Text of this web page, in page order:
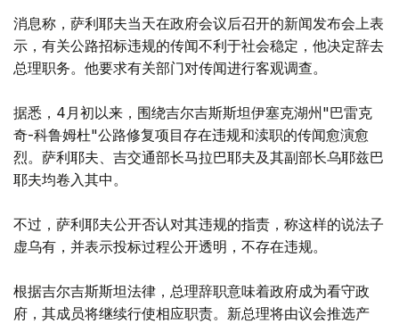
消息称，萨利耶夫当天在政府会议后召开的新闻发布会上表
示，有关公路招标违规的传闻不利于社会稳定，他决定辞去
总理职务。他要求有关部门对传闻进行客观调查。
据悉，4月初以来，围绕吉尔吉斯斯坦伊塞克湖州"巴雷克
奇-科鲁姆杜"公路修复项目存在违规和渎职的传闻愈演愈
烈。萨利耶夫、吉交通部长马拉巴耶夫及其副部长乌耶兹巴
耶夫均卷入其中。
不过，萨利耶夫公开否认对其违规的指责，称这样的说法子
虚乌有，并表示投标过程公开透明，不存在违规。
根据吉尔吉斯斯坦法律，总理辞职意味着政府成为看守政
府，其成员将继续行使相应职责。新总理将由议会推选产